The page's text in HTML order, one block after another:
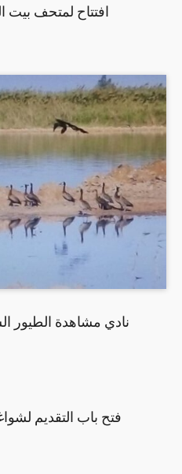
افتتاح لمتحف بيت
نادي مشاهدة الطيور
فتح باب التقديم